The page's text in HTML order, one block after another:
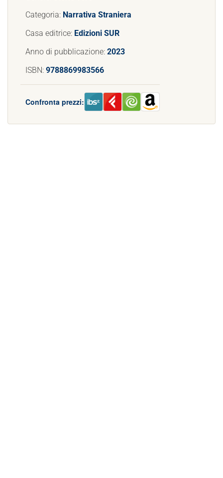
Categoria: Narrativa Straniera
Casa editrice: Edizioni SUR
Anno di pubblicazione: 2023
ISBN: 9788869983566
Confronta prezzi: